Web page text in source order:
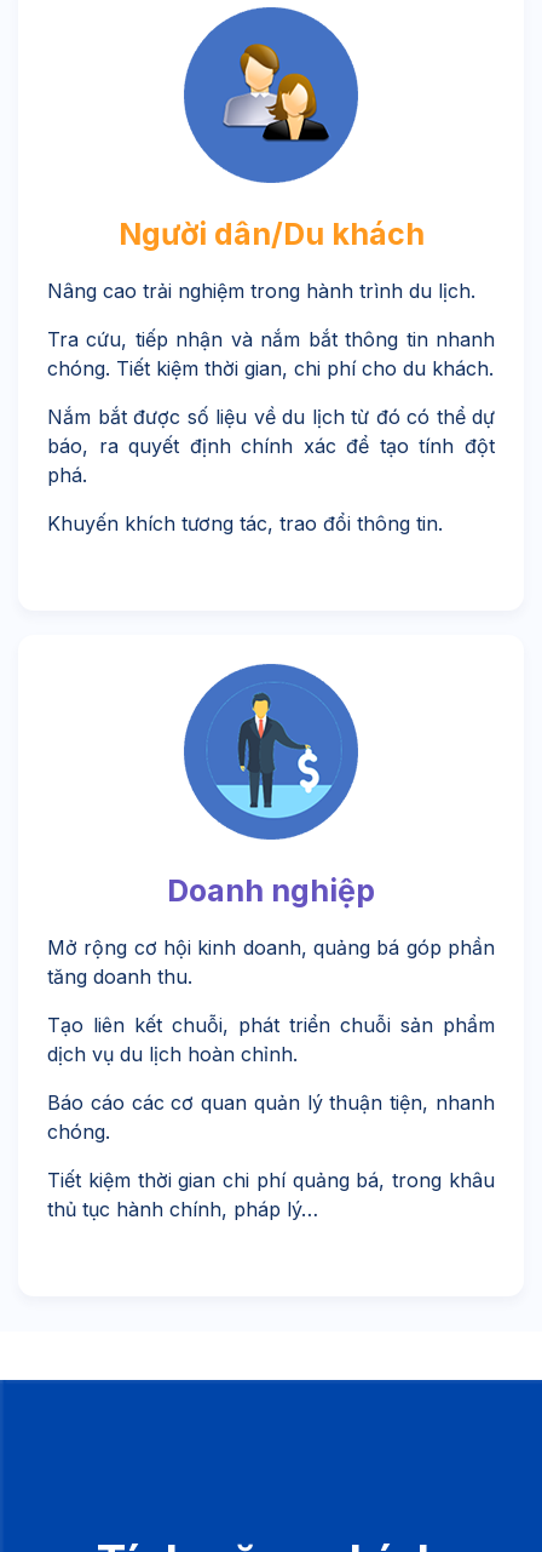
Người dân/Du khách
Nâng cao trải nghiệm trong hành trình du lịch.
Tra cứu, tiếp nhận và nắm bắt thông tin nhanh
chóng. Tiết kiệm thời gian, chi phí cho du khách.
Nắm bắt được số liệu về du lịch từ đó có thể dự
báo, ra quyết định chính xác để tạo tính đột
phá.
Khuyến khích tương tác, trao đổi thông tin.
Doanh nghiệp
Mở rộng cơ hội kinh doanh, quảng bá góp phần
tăng doanh thu.
Tạo liên kết chuỗi, phát triển chuỗi sản phẩm
dịch vụ du lịch hoàn chỉnh.
Báo cáo các cơ quan quản lý thuận tiện, nhanh
chóng.
Tiết kiệm thời gian chi phí quảng bá, trong khâu
thủ tục hành chính, pháp lý…